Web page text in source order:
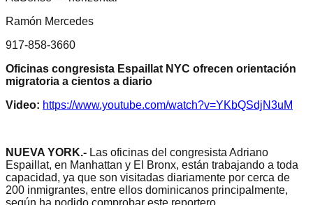
Ramón Mercedes
917-858-3660
Oficinas congresista Espaillat NYC ofrecen orientación
migratoria a cientos a diario
Video: https://www.youtube.com/watch?v=YKbQSdjN3uM
NUEVA YORK.- Las oficinas del congresista Adriano
Espaillat, en Manhattan y El Bronx, están trabajando a toda
capacidad, ya que son visitadas diariamente por cerca de
200 inmigrantes, entre ellos dominicanos principalmente,
según ha podido comprobar este reportero.